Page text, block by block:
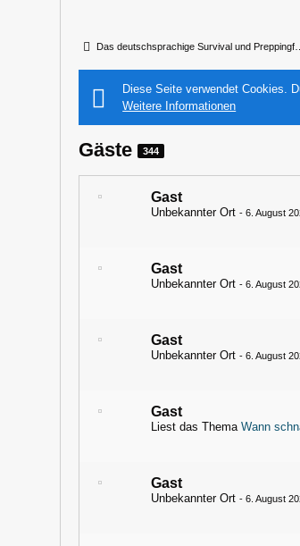
Das deutschsprachige Survival und Preppingforum
Diese Seite verwendet Cookies.
Weitere Informationen
Gäste 344
Gast
Unbekannter Ort-6. August
Gast
Unbekannter Ort-6. August
Gast
Unbekannter Ort-6. August
Gast
Liest das ThemaWann
Gast
Unbekannter Ort-6. August